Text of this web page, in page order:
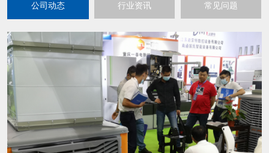
公司动态 行业资讯 常见问题